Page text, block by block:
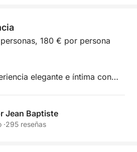
180 € por persona
elegante e íntima con
entre aguas turquesas,
combina relax, natación,
un aperitivo de primera
Jean Baptiste
295 reseñas